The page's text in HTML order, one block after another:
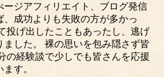
ージアフィリエイト、ブログ発信
、成功よりも失敗の方が多かっ
投げ出したこともあったし、逃げ
ました。 裸の思いを包み隠さず皆
の経験談で少しでも皆さんを応援
す。